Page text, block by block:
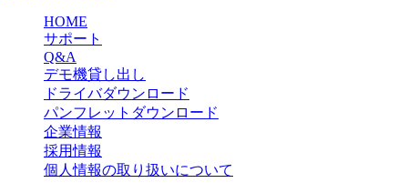
HOME
サポート
Q&A
デモ機貸し出し
ドライバダウンロード
パンフレットダウンロード
企業情報
採用情報
個人情報の取り扱いについて